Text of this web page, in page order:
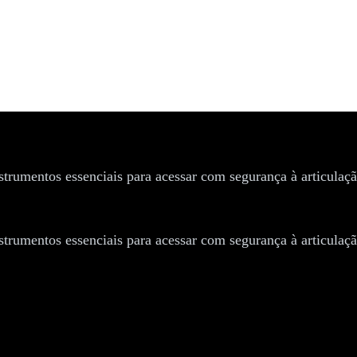
quadril
essenciais para acessar com segurança à
essenciais para acessar com segurança à